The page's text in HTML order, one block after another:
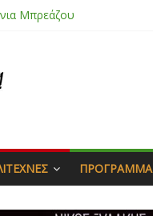
Μπρεάζου
ΠΡΌΓΡΑΜΜΑ